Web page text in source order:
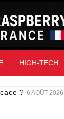
HIGH-TECH
? 6 AOÛT 2026